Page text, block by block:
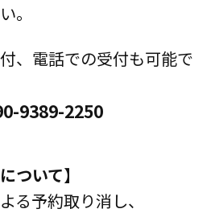
。
、電話での受付も可能で
9389-2250
ついて】
る予約取り消し、